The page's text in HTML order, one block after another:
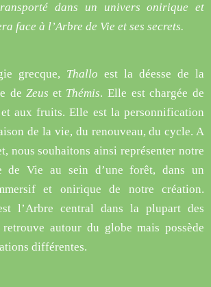
dans un univers onirique et
face à l’Arbre de Vie et ses secrets.
grecque, Thallo est la déesse de la
de Zeus et Thémis. Elle est chargée de
aux fruits. Elle est la personnification
de la vie, du renouveau, du cycle. A
nous souhaitons ainsi représenter notre
de Vie au sein d’une forêt, dans un
et onirique de notre création.
l’Arbre central dans la plupart des
autour du globe mais possède
différentes.